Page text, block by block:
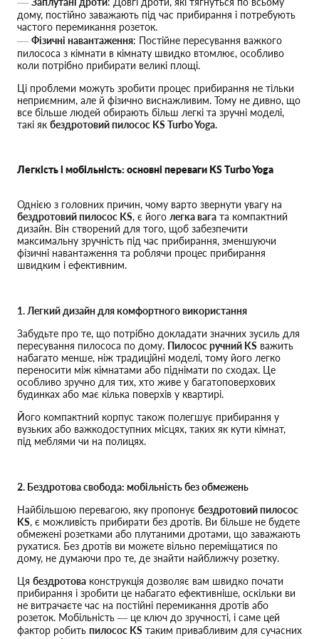
дому, постійно заважають під час прибирання і потребують
частого перемикання розеток.
Фізичні навантаження: Постійне пересування важкого
пилососа з кімнати в кімнату швидко втомлює, особливо
коли потрібно прибирати великі площі.
Ці проблеми можуть зробити процес прибирання не тільки
неприємним, але й фізично виснажливим. Тому не дивно, що
все більше людей обирають більш легкі та зручні моделі,
такі як бездротовий пилосос KS Turbo Yoga.
Легкість і мобільність: основні переваги KS Turbo Yoga
Однією з головних причин, чому варто звернути увагу на
бездротовий пилосос KS, є його легка вага та компактний
дизайн. Він створений для того, щоб забезпечити
максимальну зручність під час прибирання, зменшуючи
фізичні навантаження та роблячи процес прибирання
швидким і ефективним.
1. Легкий дизайн для комфортного використання
Забудьте про те, що потрібно докладати значних зусиль для
пересування пилососа по дому. Пилосос ручний KS важить
набагато менше, ніж традиційні моделі, тому його легко
переносити між кімнатами або піднімати по сходах. Це
особливо зручно для тих, хто живе у багатоповерхових
будинках або має кілька поверхів у квартирі.
Його компактний корпус також полегшує прибирання у
вузьких або важкодоступних місцях, таких як кути кімнат,
під меблями чи на полицях.
2. Бездротова свобода: мобільність без обмежень
Найбільшою перевагою, яку пропонує бездротовий пилосос
KS, є можливість прибирати без дротів. Ви більше не будете
обмежені розетками або плутаними дротами, що заважають
рухатися. Без дротів ви можете вільно переміщатися по
дому, не думаючи про те, де знайти найближчу розетку.
Ця бездротова конструкція дозволяє вам швидко почати
прибирання і зробити це набагато ефективніше, оскільки ви
не витрачаєте час на постійні перемикання дротів або
розеток. Мобільність — це ключ до зручності, і саме цей
фактор робить пилосос KS таким привабливим для сучасних